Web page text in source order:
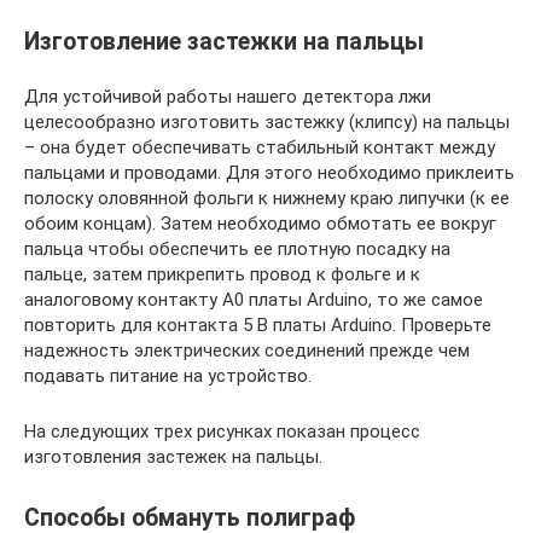
Изготовление застежки на пальцы
Для устойчивой работы нашего детектора лжи
целесообразно изготовить застежку (клипсу) на пальцы
– она будет обеспечивать стабильный контакт между
пальцами и проводами. Для этого необходимо приклеить
полоску оловянной фольги к нижнему краю липучки (к ее
обоим концам). Затем необходимо обмотать ее вокруг
пальца чтобы обеспечить ее плотную посадку на
пальце, затем прикрепить провод к фольге и к
аналоговому контакту A0 платы Arduino, то же самое
повторить для контакта 5 В платы Arduino. Проверьте
надежность электрических соединений прежде чем
подавать питание на устройство.
На следующих трех рисунках показан процесс
изготовления застежек на пальцы.
Способы обмануть полиграф